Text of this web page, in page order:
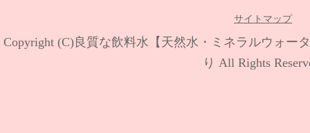
サイトマップ
Copyright (C) 良質な飲料水【天然水・ミネラルウォー
り All Rights